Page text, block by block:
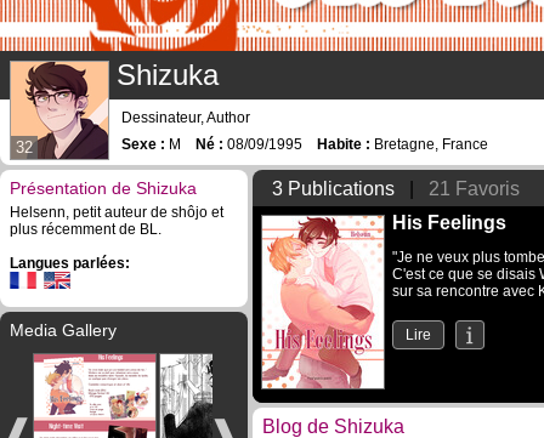
32
Shizuka
Dessinateur, Author
Sexe : M Né : 08/09/1995 Habite : Bretagne, France
Présentation de Shizuka
Helsenn, petit auteur de shôjo et
plus récemment de BL.
Langues parlées:
Media Gallery
3 Publications
21 Favoris
His Feelings
"Je ne veux plus
C'est ce que se disais
sur sa rencontre avec
Lire
Blog de Shizuka